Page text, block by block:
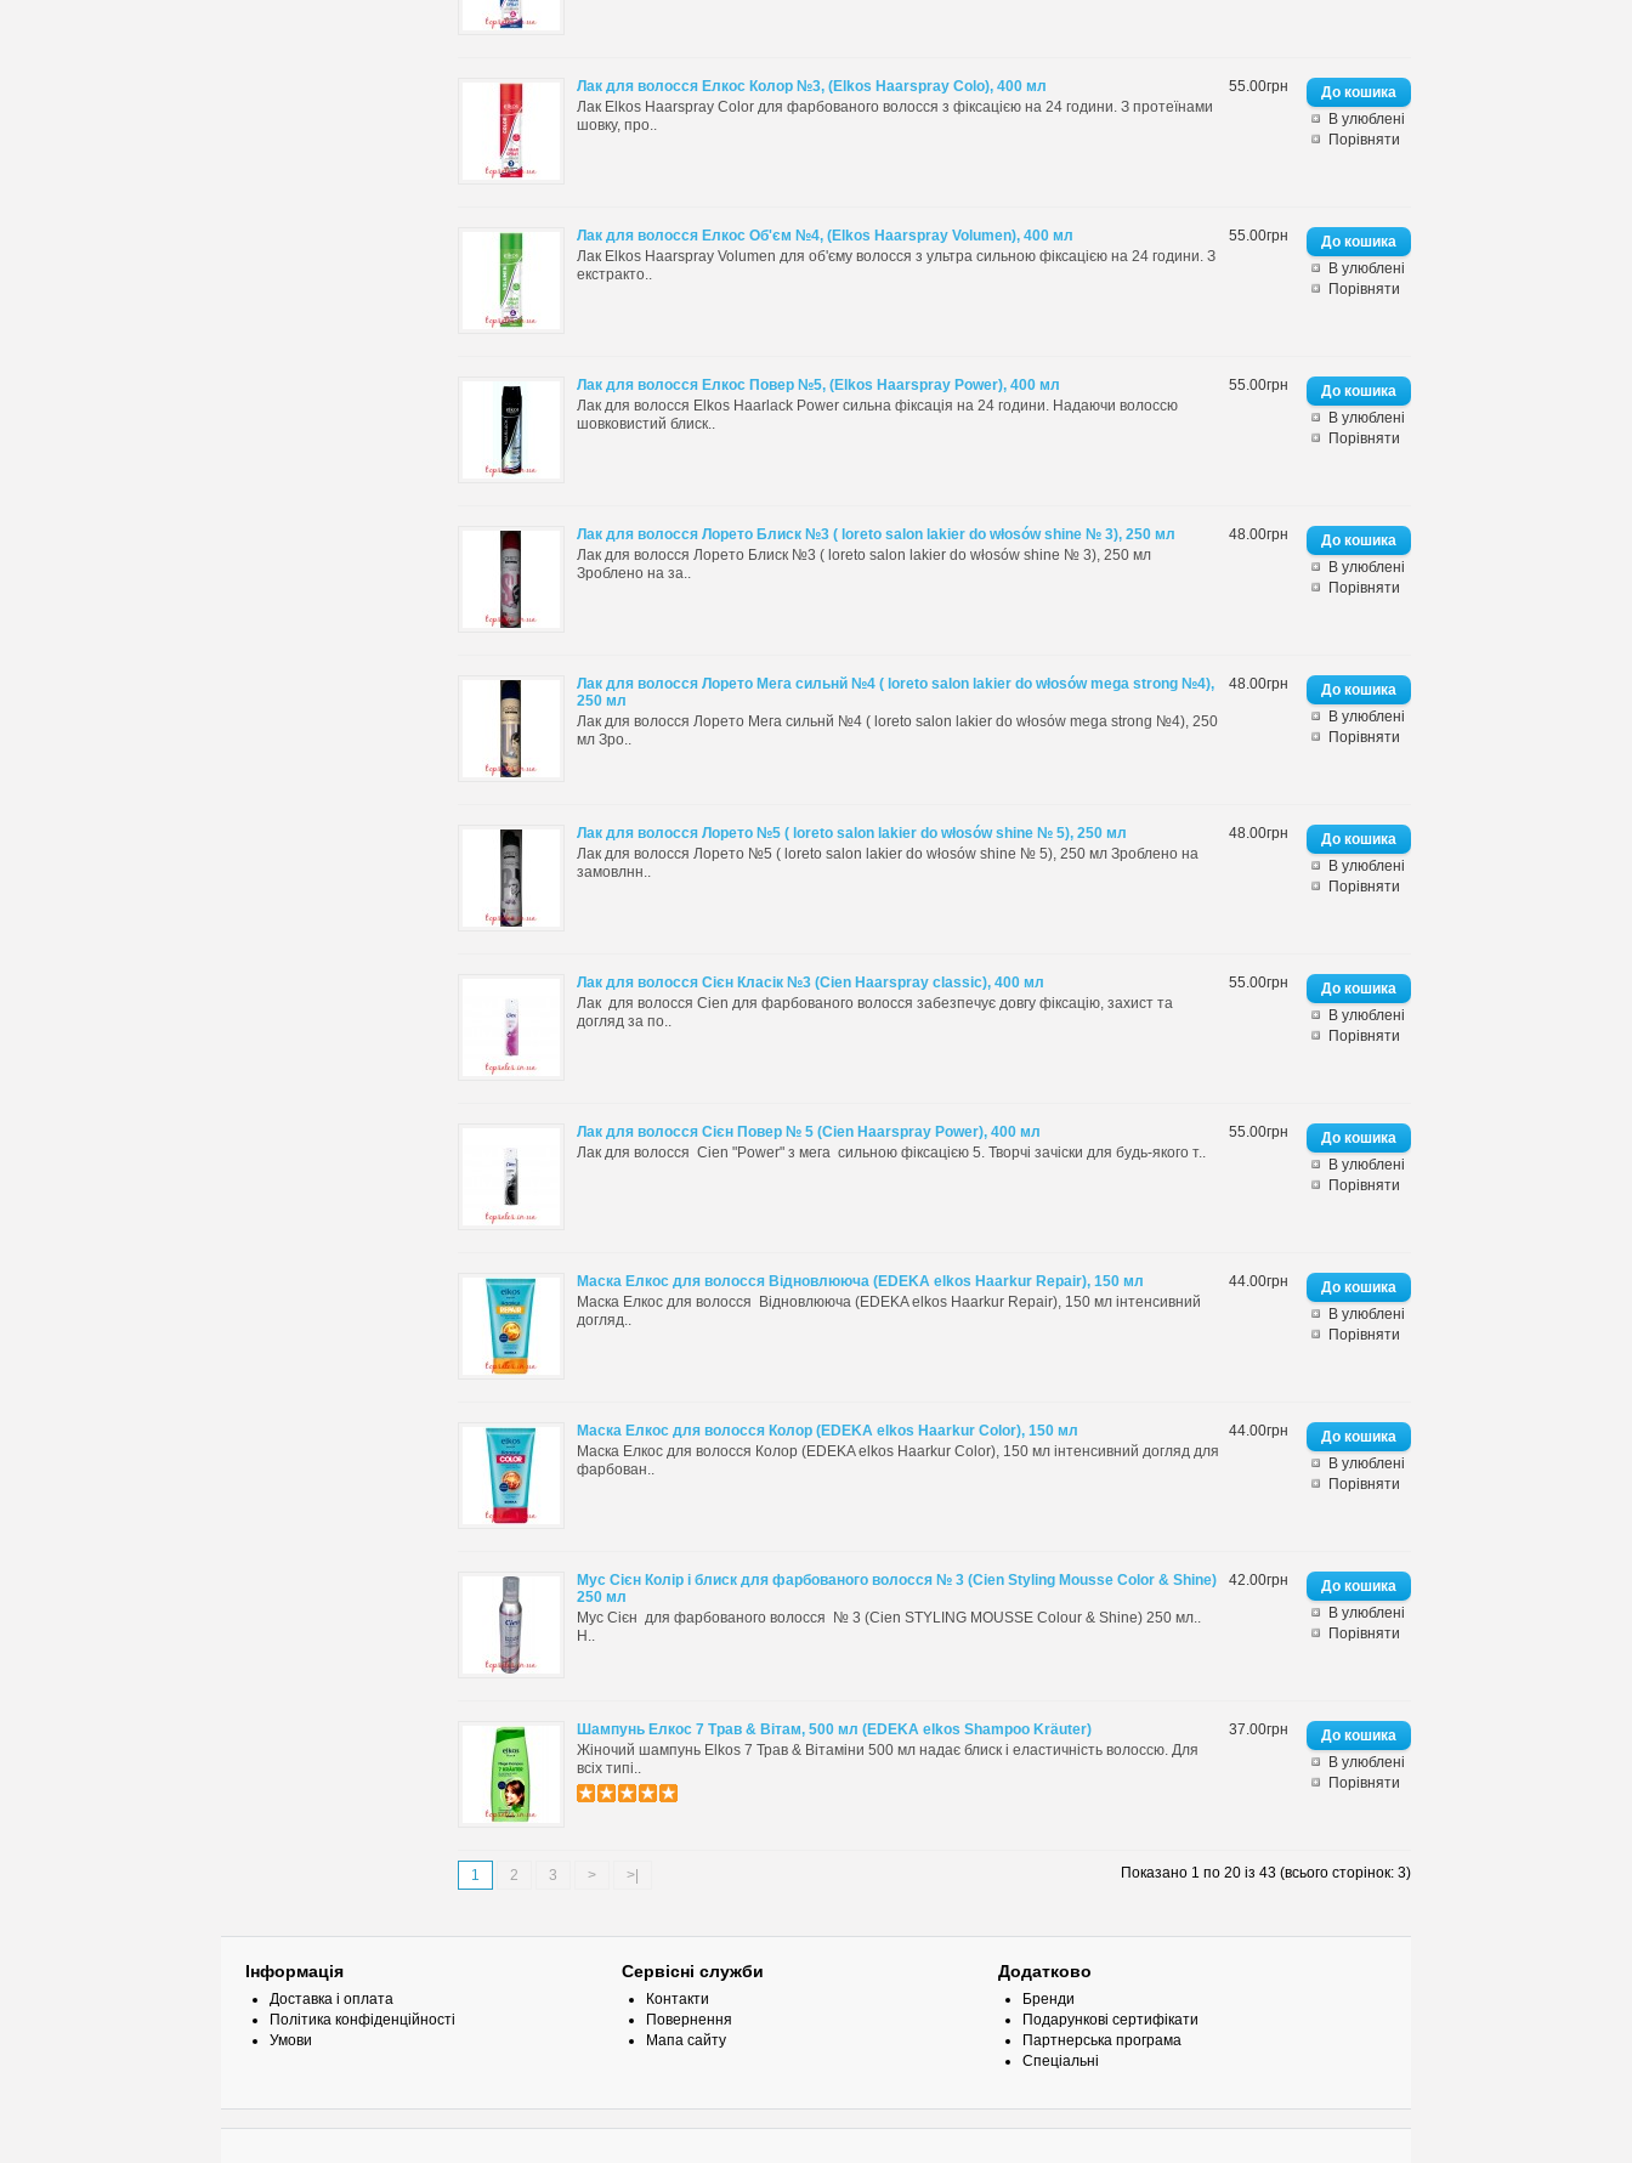
В улюблені
Порівняти
55.00грн
Лак для волосся Елкос Колор №3, (Elkos Haarspray Colo), 400 мл
Лак Elkos Haarspray Color для фарбованого волосся з фіксацією на 24 години. З протеїнами
шовку, про..
В улюблені
Порівняти
55.00грн
Лак для волосся Елкос Об'єм №4, (Elkos Haarspray Volumen), 400 мл
Лак Elkos Haarspray Volumen для об'єму волосся з ультра сильною фіксацією на 24 години. З
екстракто..
В улюблені
Порівняти
55.00грн
Лак для волосся Елкос Повер №5, (Elkos Haarspray Power), 400 мл
Лак для волосся Elkos Haarlack Power сильна фіксація на 24 години. Надаючи волоссю
шовковистий блиск..
В улюблені
Порівняти
48.00грн
Лак для волосся Лорето Блиск №3 ( loreto salon lakier do włosów shine № 3), 250 мл
Лак для волосся Лорето Блиск №3 ( loreto salon lakier do włosów shine № 3), 250 мл
Зроблено на за..
В улюблені
Порівняти
48.00грн
Лак для волосся Лорето Мега сильнй №4 ( loreto salon lakier do włosów mega strong №4),
250 мл
Лак для волосся Лорето Мега сильнй №4 ( loreto salon lakier do włosów mega strong №4), 250
мл Зро..
В улюблені
Порівняти
48.00грн
Лак для волосся Лорето №5 ( loreto salon lakier do włosów shine № 5), 250 мл
Лак для волосся Лорето №5 ( loreto salon lakier do włosów shine № 5), 250 мл Зроблено на
замовлнн..
В улюблені
Порівняти
55.00грн
Лак для волосся Сієн Класік №3 (Cien Haarspray classic), 400 мл
Лак для волосся Cien для фарбованого волосся забезпечує довгу фіксацію, захист та
догляд за по..
В улюблені
Порівняти
55.00грн
Лак для волосся Сієн Повер № 5 (Cien Haarspray Power), 400 мл
Лак для волосся Cien "Power" з мега сильною фіксацією 5. Творчі зачіски для будь-якого т..
В улюблені
Порівняти
44.00грн
Маска Елкос для волосся Відновлююча (EDEKA elkos Haarkur Repair), 150 мл
Маска Елкос для волосся Відновлююча (EDEKA elkos Haarkur Repair), 150 мл інтенсивний
догляд..
В улюблені
Порівняти
44.00грн
Маска Елкос для волосся Колор (EDEKA elkos Haarkur Color), 150 мл
Маска Елкос для волосся Колор (EDEKA elkos Haarkur Color), 150 мл інтенсивний догляд для
фарбован..
В улюблені
Порівняти
42.00грн
Мус Сієн Колір і блиск для фарбованого волосся № 3 (Cien Styling Mousse Color & Shine)
250 мл
Мус Сієн для фарбованого волосся № 3 (Cien STYLING MOUSSE Colour & Shine) 250 мл..
Н..
В улюблені
Порівняти
37.00грн
Шампунь Елкос 7 Трав & Вітам, 500 мл (EDEKA elkos Shampoo Kräuter)
Жіночий шампунь Elkos 7 Трав & Вітаміни 500 мл надає блиск і еластичність волоссю. Для
всіх типі..
1 2 3 > >| Показано 1 по 20 із 43 (всього сторінок: 3)
Інформація
Доставка і оплата
Політика конфіденційності
Умови
Сервісні служби
Контакти
Повернення
Мапа сайту
Додатково
Бренди
Подарункові сертифікати
Партнерська програма
Спеціальні